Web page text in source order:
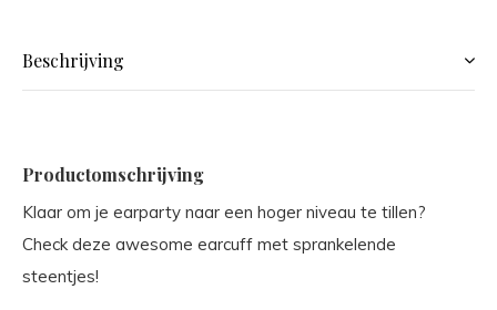
Beschrijving
Productomschrijving
Klaar om je earparty naar een hoger niveau te tillen?
Check deze awesome earcuff met sprankelende
steentjes!